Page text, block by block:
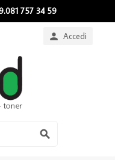
757 34 59
 Accedi
